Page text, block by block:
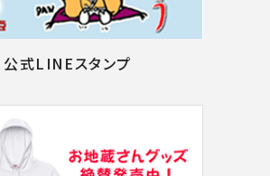
公式LINEスタンプ